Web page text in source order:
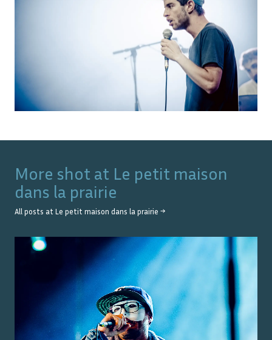
More shot at Le petit maison
dans la prairie
All posts at Le petit maison dans la prairie →